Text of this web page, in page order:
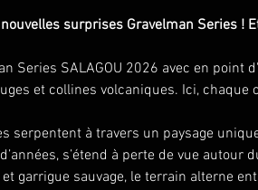
surprises Gravelman Series !
Series SALAGOU 2026 avec en point
et collines volcaniques. Ici, chaque
serpentent à travers un paysage
s’étend à perte de vue
garrigue sauvage, le terrain alterne